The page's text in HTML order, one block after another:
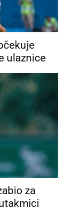
ulaznice
za